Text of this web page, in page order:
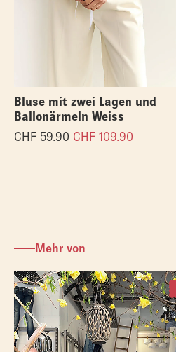
Bluse mit zwei Lagen und
Ballonärmeln Weiss
CHF109.90
CHF 59.90
Mehr von